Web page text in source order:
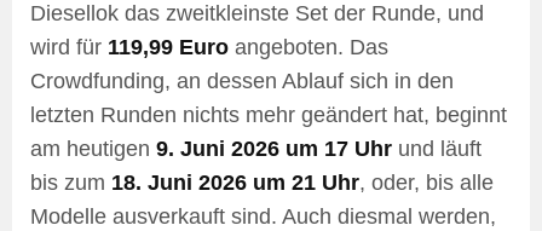
Diesellok das zweitkleinste Set der Runde, und
wird für 119,99 Euro angeboten. Das
Crowdfunding, an dessen Ablauf sich in den
letzten Runden nichts mehr geändert hat, beginnt
am heutigen 9. Juni 2026 um 17 Uhr und läuft
bis zum 18. Juni 2026 um 21 Uhr, oder, bis alle
Modelle ausverkauft sind. Auch diesmal werden,